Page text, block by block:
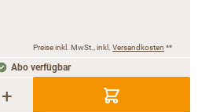
Preise inkl. MwSt., inkl. Versandkosten **
Abo verfügbar
+